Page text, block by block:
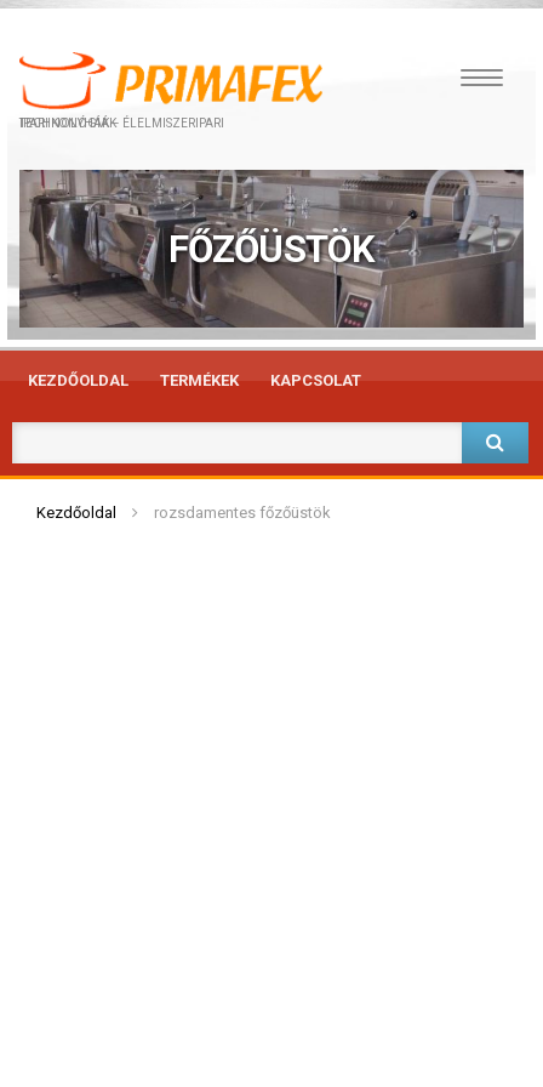
IPARI KONYHÁK – ÉLELMISZERIPARI TECHNOLÓGIÁK
FŐZŐÜSTÖK
KEZDŐOLDAL TERMÉKEK KAPCSOLAT
Kezdőoldal rozsdamentes főzőüstök